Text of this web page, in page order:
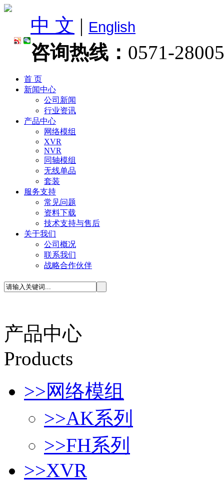
中 文 | English
咨询热线： 0571-
首 页
新闻中心
公司新闻
行业资讯
产品中心
网络模组
XVR
NVR
同轴模组
无线单品
套装
服务支持
常见问题
资料下载
技术支持与售后
关于我们
公司概况
联系我们
战略合作伙伴
产品中心
Products
>>网络模组
>>AK系列
>>FH系列
>>XVR